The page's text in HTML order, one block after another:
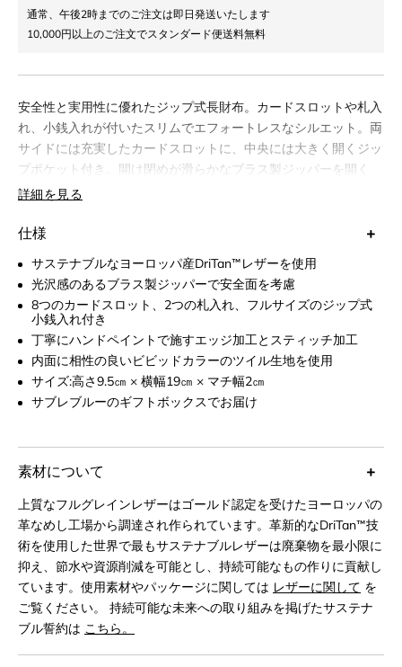
通常、午後2時までのご注文は即日発送いたします
10,000円以上のご注文でスタンダード便送料無料
安全性と実用性に優れたジップ式長財布。カードスロットや札入
れ、小銭入れが付いたスリムでエフォートレスなシルエット。両
サイドには充実したカードスロットに、中央には大きく開くジッ
プポケット付き。開け閉めが滑らかなブラス製ジッパーを開く
と、相性の良いビビッドカラーが広がるプレイフルなデザイン。
ット付きで整理整頓にも便利な大容量サイズ。丸みを帯びたフォ
い長財布。
詳細を見る
仕様
サステナブルなヨーロッパ産DriTan™レザーを使用
光沢感のあるブラス製ジッパーで安全面を考慮
8つのカードスロット、2つの札入れ、フルサイズのジップ式
小銭入れ付き
丁寧にハンドペイントで施すエッジ加工とスティッチ加工
内面に相性の良いビビッドカラーのツイル生地を使用
サイズ:高さ9.5㎝ × 横幅19㎝ × マチ幅2㎝
サブレブルーのギフトボックスでお届け
素材について
上質なフルグレインレザーはゴールド認定を受けたヨーロッパの
革なめし工場から調達され作られています。革新的なDriTan™技
術を使用した世界で最もサステナブルレザーは廃棄物を最小限に
抑え、節水や資源削減を可能とし、持続可能なもの作りに貢献し
ています。使用素材やパッケージに関しては レザーに関して を
ご覧ください。 持続可能な未来への取り組みを掲げたサステナ
ブル誓約は こちら。